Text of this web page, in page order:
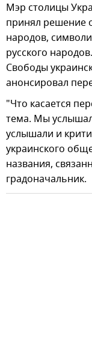
Мэр столицы
принял решение
народов,
русского
Свободы
анонсировал
"Что касается
тема. Мы
услышали и
украинского
названия,
градоначальник.